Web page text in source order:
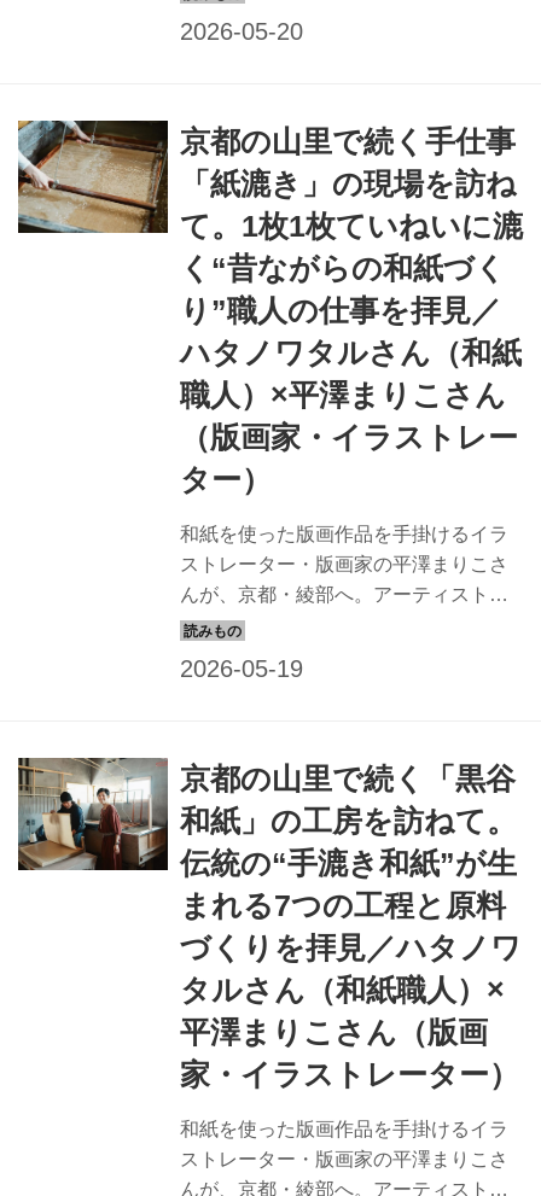
載）
京都の山里で続く手仕事
「紙漉き」の現場を訪ね
て。1枚1枚ていねいに漉
く“昔ながらの和紙づく
り”職人の仕事を拝見／
ハタノワタルさん（和紙
職人）×平澤まりこさん
（版画家・イラストレー
ター）
和紙を使った版画作品を手掛けるイラ
ストレーター・版画家の平澤まりこさ
んが、京都・綾部へ。アーティストで
和紙職人のハタノワタルさんの工房を
京都の山里で続く「黒谷
和紙」の工房を訪ねて。
伝統の“手漉き和紙”が生
まれる7つの工程と原料
づくりを拝見／ハタノワ
タルさん（和紙職人）×
平澤まりこさん（版画
家・イラストレーター）
和紙を使った版画作品を手掛けるイラ
ストレーター・版画家の平澤まりこさ
んが、京都・綾部へ。アーティストで